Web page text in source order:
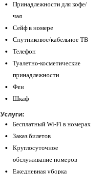
Принадлежности для кофе/
чая
Сейф в номере
Спутниковое/кабельное ТВ
Телефон
Туалетно-косметические
принадлежности
Фен
Шкаф
Услуги:
Бесплатный Wi-Fi в номерах
Заказ билетов
Круглосуточное
обслуживание номеров
Ежедневная уборка